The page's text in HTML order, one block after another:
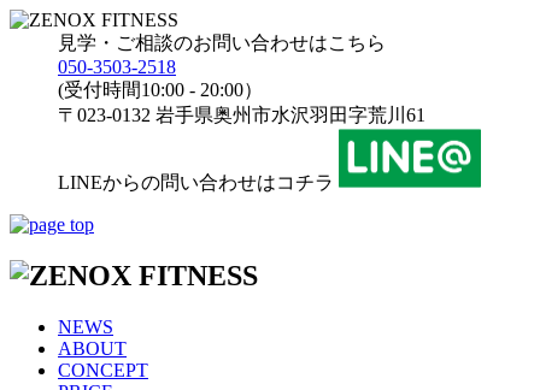
見学・ご相談のお問い合わせはこちら
050-3503-2518
(受付時間10:00 - 20:00）
〒023-0132 岩手県奥州市水沢羽田字荒川61
LINEからの問い合わせはコチラ
NEWS
ABOUT
CONCEPT